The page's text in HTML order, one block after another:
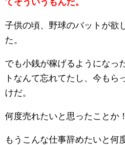
てそういうもんだ。
子供の頃、野球のバットが欲
た。
でも小銭が稼げるようになっ
トなんて忘れてたし、今もら
けだ。
何度売れたいと思ったことか！
もうこんな仕事辞めたいと何